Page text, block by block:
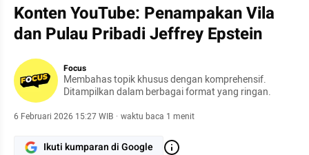
Konten YouTube: Penampakan Vila
dan Pulau Pribadi Jeffrey Epstein
Focus
Membahas topik khusus dengan komprehensif.
Ditampilkan dalam berbagai format yang ringan.
6 Februari 2026 15:27 WIB · waktu baca 1 menit
Ikuti kumparan di Google